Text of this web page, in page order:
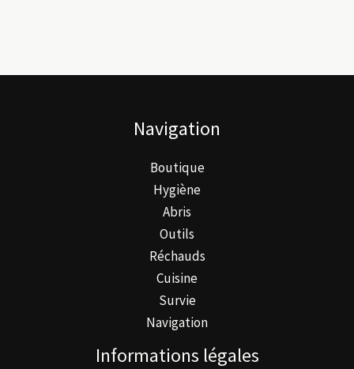
Navigation
Boutique
Hygiène
Abris
Outils
Réchauds
Cuisine
Survie
Navigation
Informations légales